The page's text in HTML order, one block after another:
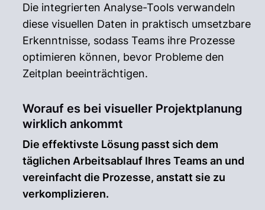
Die integrierten Analyse-Tools verwandeln
diese visuellen Daten in praktisch umsetzbare
Erkenntnisse, sodass Teams ihre Prozesse
optimieren können, bevor Probleme den
Zeitplan beeinträchtigen.
Worauf es bei visueller Projektplanung
wirklich ankommt
Die effektivste Lösung passt sich dem
täglichen Arbeitsablauf Ihres Teams an und
vereinfacht die Prozesse, anstatt sie zu
verkomplizieren.